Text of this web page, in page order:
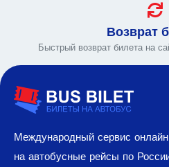
Возврат
Быстрый возврат билета на
Международный сервис
на автобусные рейсы по